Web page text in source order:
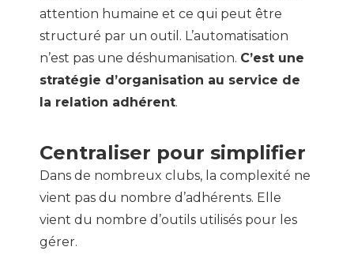
attention humaine et ce qui peut être
structuré par un outil. L’automatisation
n’est pas une déshumanisation. C’est une
stratégie d’organisation au service de
la relation adhérent.
Centraliser pour simplifier
Dans de nombreux clubs, la complexité ne
vient pas du nombre d’adhérents. Elle
vient du nombre d’outils utilisés pour les
gérer.